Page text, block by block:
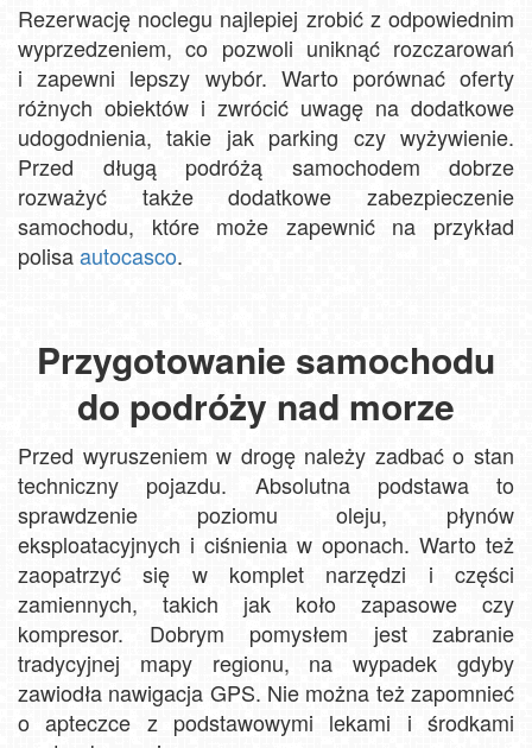
Rezerwację noclegu najlepiej zrobić z odpowiednim
wyprzedzeniem, co pozwoli uniknąć rozczarowań
i zapewni lepszy wybór. Warto porównać oferty
różnych obiektów i zwrócić uwagę na dodatkowe
udogodnienia, takie jak parking czy wyżywienie.
Przed długą podróżą samochodem dobrze
rozważyć także dodatkowe zabezpieczenie
samochodu, które może zapewnić na przykład
polisaautocasco.
Przygotowanie samochodu
do podróży nad morze
Przed wyruszeniem w drogę należy zadbać o stan
techniczny pojazdu. Absolutna podstawa to
sprawdzenie poziomu oleju, płynów
eksploatacyjnych i ciśnienia w oponach. Warto też
zaopatrzyć się w komplet narzędzi i części
zamiennych, takich jak koło zapasowe czy
kompresor. Dobrym pomysłem jest zabranie
tradycyjnej mapy regionu, na wypadek gdyby
zawiodła nawigacja GPS. Nie można też zapomnieć
o apteczce z podstawowymi lekami i środkami